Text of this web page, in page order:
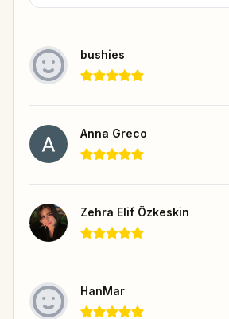
bushies
Anna Greco
Zehra Elif Özkeskin
HanMar